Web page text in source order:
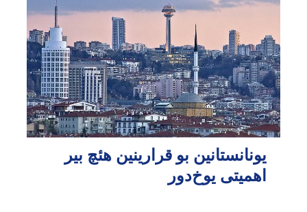
یونانستانین بو قرارینین هئچ بیر
اهمیتی یوخ‌دور